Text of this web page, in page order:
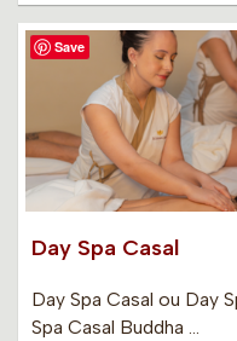
Save
Day Spa Casal
Day Spa Casal ou Day
Spa Casal Buddha …